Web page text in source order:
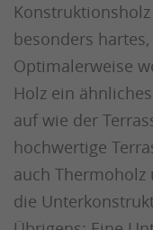
besonders
Optimalerweise
Holz ein
auf wie der
hochwertige
auch
die